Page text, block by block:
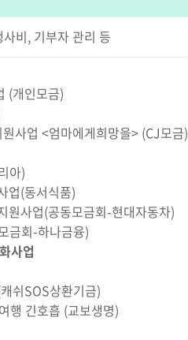
비, 기부자 관리 등
(개인모금)
사업 <엄마에게희망을> (CJ모금)
아)
업(동서식품)
원사업(공동모금회-현대자동차)
금회-하나금융)
사업
쉬SOS상환기금)
행 긴호흡 (교보생명)